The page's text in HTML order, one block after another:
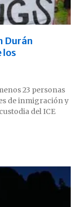
Durán
los
23 personas
de inmigración y
del ICE